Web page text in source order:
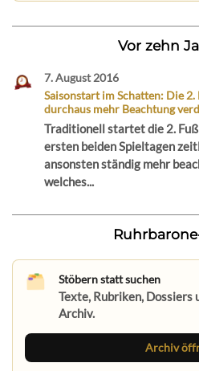
Vor zehn
7. August 2016
Saisonstart im Schatten: Die
durchaus mehr Beachtung
Traditionell startet die 2.
ersten beiden Spieltagen
ansonsten ständig mehr
welches...
Stöbern statt suchen
Texte, Rubriken, Dossiers
Archiv.
Archiv